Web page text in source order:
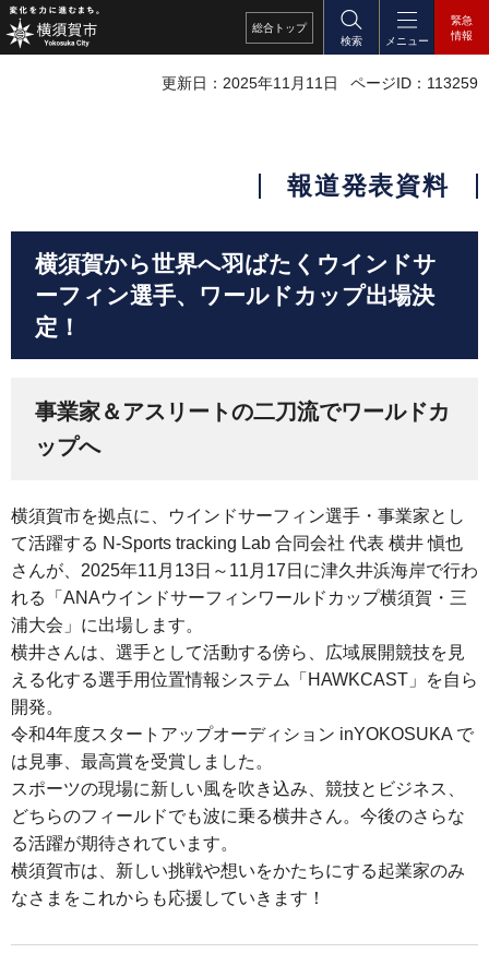
総合 トップ
検索
メニュー
緊急
情報
更新日：2025年11月11日 ページID：113259
報道発表資料
横須賀から世界へ羽ばたくウインドサ
ーフィン選手、ワールドカップ出場決
定！
事業家＆アスリートの二刀流でワールドカ
ップへ
横須賀市を拠点に、ウインドサーフィン選手・事業家とし
て活躍する N-Sports tracking Lab 合同会社 代表 横井 愼也
さんが、2025年11月13日～11月17日に津久井浜海岸で行わ
れる「ANAウインドサーフィンワールドカップ横須賀・三
浦大会」に出場します。
横井さんは、選手として活動する傍ら、広域展開競技を見
える化する選手用位置情報システム「HAWKCAST」を自ら
開発。
令和4年度スタートアップオーディション inYOKOSUKA で
は見事、最高賞を受賞しました。
スポーツの現場に新しい風を吹き込み、競技とビジネス、
どちらのフィールドでも波に乗る横井さん。今後のさらな
る活躍が期待されています。
横須賀市は、新しい挑戦や想いをかたちにする起業家のみ
なさまをこれからも応援していきます！